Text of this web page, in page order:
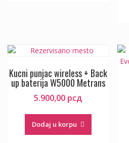
Kucni punjac wireless + Back
up baterija W5000 Metrans
5.900,00 рсд
Dodaj u korpu